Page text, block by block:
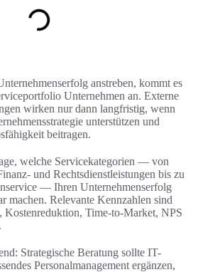
anstreben, kommt es
Unternehmen an. Externe
wirken nur dann langfristig, wenn
unterstützen und
beitragen.
welche Servicekategorien — von
und Rechtsdienstleistungen bis zu
— Ihren Unternehmenserfolg
machen. Relevante Kennzahlen sind
Kostenreduktion, Time-to-Market, NPS
Strategische Beratung sollte IT-
Personalmanagement ergänzen,